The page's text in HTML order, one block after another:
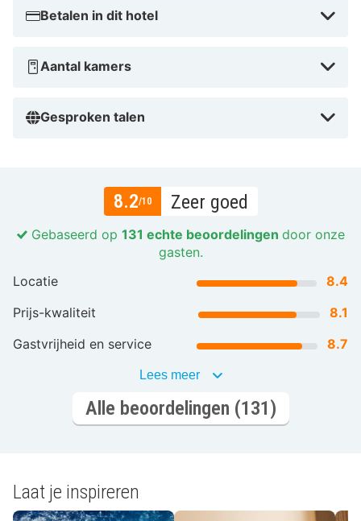
Betalen in dit hotel
Aantal kamers
Gesproken talen
8.2/10 Zeer goed
Gebaseerd op 131 echte beoordelingen door onze
gasten.
Locatie
8.4
Prijs-kwaliteit
8.1
Gastvrijheid en service
8.7
Lees meer
Alle beoordelingen (131)
Laat je inspireren